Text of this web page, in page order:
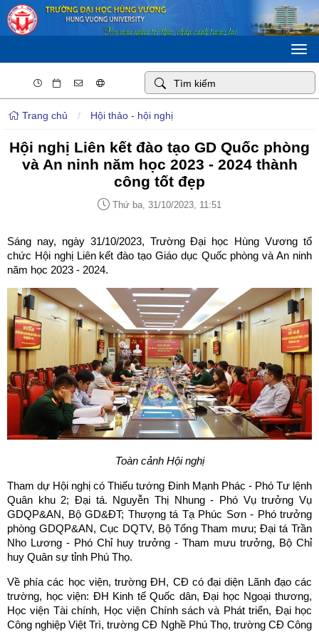
Trang chủ / Hội thảo - hội nghị
Hội nghị Liên kết đào tạo GD Quốc phòng
và An ninh năm học 2023 - 2024 thành
công tốt đẹp
Thứ ba, 31/10/2023, 11:51
Sáng nay, ngày 31/10/2023, Trường Đại học Hùng Vương tổ
chức Hội nghị Liên kết đào tạo Giáo dục Quốc phòng và An ninh
năm học 2023 - 2024.
Toàn cảnh Hội nghị
Tham dự Hội nghị có Thiếu tướng Đinh Mạnh Phác - Phó Tư lệnh
Quân khu 2; Đại tá. Nguyễn Thị Nhung - Phó Vụ trưởng Vụ
GDQP&AN, Bộ GD&ĐT; Thượng tá Tạ Phúc Sơn - Phó trưởng
phòng GDQP&AN, Cục DQTV, Bộ Tổng Tham mưu; Đại tá Trần
Nho Lương - Phó Chỉ huy trưởng - Tham mưu trưởng, Bộ Chỉ
huy Quân sự tỉnh Phú Thọ.
Về phía các học viện, trường ĐH, CĐ có đại diện Lãnh đạo các
trường, học viện: ĐH Kinh tế Quốc dân, Đại học Ngoại thương,
Học viện Tài chính, Học viện Chính sách và Phát triển, Đại học
Công nghiệp Việt Trì, trường CĐ Nghề Phú Thọ, trường CĐ Công